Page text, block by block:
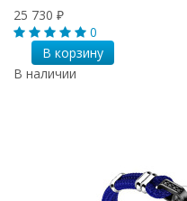
25 730 ₽
0
В корзину
В наличии